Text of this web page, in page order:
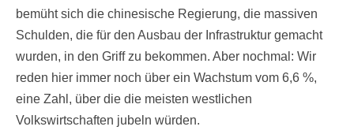
bemüht sich die chinesische Regierung, die massiven
Schulden, die für den Ausbau der Infrastruktur gemacht
wurden, in den Griff zu bekommen. Aber nochmal: Wir
reden hier immer noch über ein Wachstum vom 6,6 %,
eine Zahl, über die die meisten westlichen
Volkswirtschaften jubeln würden.